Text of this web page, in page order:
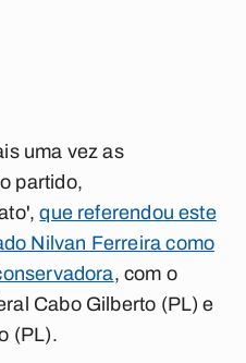
uma vez as
partido,
que referendou este
Nilvan Ferreira como
, com o
Cabo Gilberto (PL) e
(PL).